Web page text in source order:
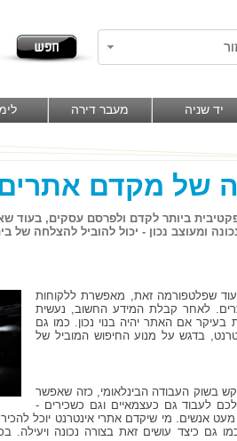
יד שניה מעבר דירה
של מקדם
ביותר לקדם ולפרסם עסקים, בעוד
ומעוצב נכון - יכול להוביל להצלחה של
שפלטפורמה זאת, מאפשרת ללקוחות
לאחר קבלת המידע החשוב, נעשית
אם האתר יהיה בנוי נכון. כמו גם
בדגש על מנוע החיפוש המוביל של
העבודה הבינלאומי, כזה שאפשר
לעבוד גם כעצמאיים וגם כשכירים -
אנשים. מי שיקדם אתרי אינטרנט יוכל
גם כיצד עושים זאת בצורה נכונה ויעילה.